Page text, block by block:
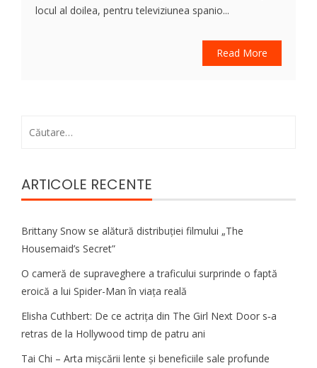
locul al doilea, pentru televiziunea spanio...
Read More
ARTICOLE RECENTE
Brittany Snow se alătură distribuției filmului „The
Housemaid’s Secret”
O cameră de supraveghere a traficului surprinde o faptă
eroică a lui Spider-Man în viața reală
Elisha Cuthbert: De ce actrița din The Girl Next Door s‑a
retras de la Hollywood timp de patru ani
Tai Chi – Arta mișcării lente și beneficiile sale profunde